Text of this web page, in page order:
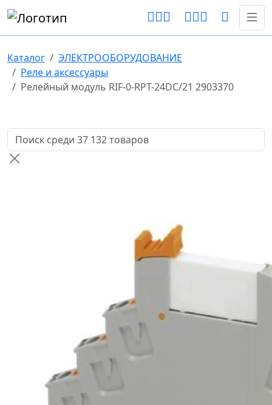
Каталог
ЭЛЕКТРООБОРУДОВАНИЕ
Реле и аксессуары
Релейный модуль RIF-0-RPT-24DC/21 2903370
Поиск товаров по названию или артикулу